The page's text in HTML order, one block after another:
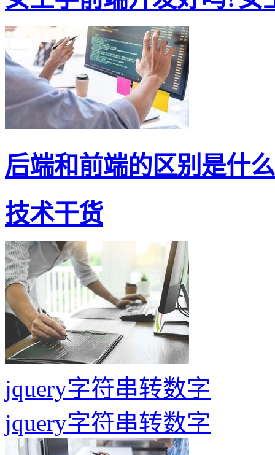
后端和前端的区别是什
技术干货
jquery字符串转数字
jquery字符串转数字